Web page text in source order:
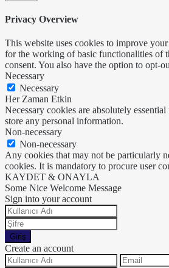
Privacy Overview
This website uses cookies to improve
for the working of basic functionalities of
consent. You also have the option to opt-
Necessary
Necessary
Her Zaman Etkin
Necessary cookies are absolutely
store any personal information.
Non-necessary
Non-necessary
Any cookies that may not be particularly
cookies. It is mandatory to procure user
KAYDET & ONAYLA
Some Nice Welcome Message
Sign into your account
Giriş
Create an account